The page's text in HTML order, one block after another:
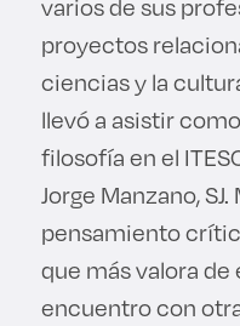
varios de sus
proyectos
ciencias y la
llevó a asistir
filosofía en el
Jorge Manzano,
pensamiento
que más valora
encuentro con